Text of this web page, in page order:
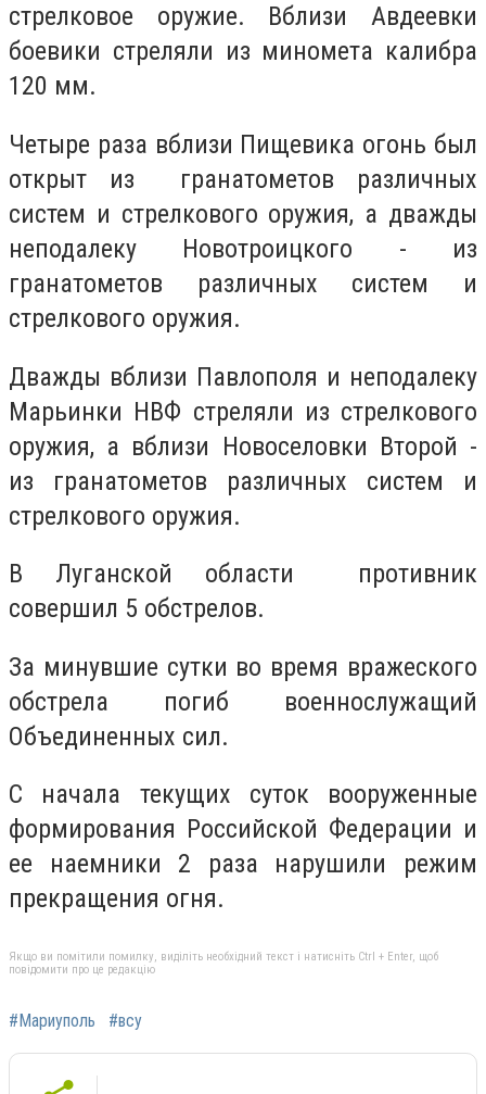
стрелковое оружие. Вблизи Авдеевки
боевики стреляли из миномета калибра
120 мм.
Четыре раза вблизи Пищевика огонь был
открыт из гранатометов различных
систем и стрелкового оружия, а дважды
неподалеку Новотроицкого - из
гранатометов различных систем и
стрелкового оружия.
Дважды вблизи Павлополя и неподалеку
Марьинки НВФ стреляли из стрелкового
оружия, а вблизи Новоселовки Второй -
из гранатометов различных систем и
стрелкового оружия.
В Луганской области противник
совершил 5 обстрелов.
За минувшие сутки во время вражеского
обстрела погиб военнослужащий
Объединенных сил.
С начала текущих суток вооруженные
формирования Российской Федерации и
ее наемники 2 раза нарушили режим
прекращения огня.
Якщо ви помітили помилку, виділіть необхідний текст і натисніть Ctrl + Enter, щоб
повідомити про це редакцію
#Мариуполь #всу